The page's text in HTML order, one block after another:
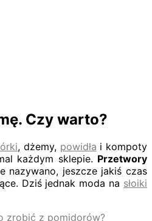
Czy warto?
, dżemy, powidła i kompoty
każdym sklepie. Przetwory
nazywano, jeszcze jakiś czas
Dziś jednak moda na słoiki
zrobić z pomidorów?